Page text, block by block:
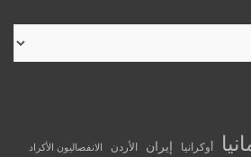
أوكرانيا إيران الأردن الانفصاليون الأكراد